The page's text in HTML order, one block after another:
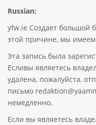
Russian:
yfw.ie Создает большой
этой причине, мы
Эта запись была
Есливы являетесь
удалена, пожалуйста,
письмо
немедленно.
Если вы являетесь